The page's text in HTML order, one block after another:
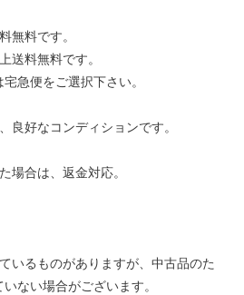
無料です。
送料無料です。
急便をご選択下さい。
良好なコンディションです。
場合は、返金対応。
いるものがありますが、中古品のた
ない場合がございます。